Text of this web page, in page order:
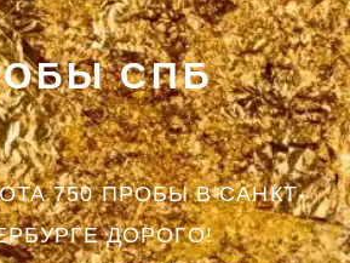
СПБ
750 ПРОБЫ В САНКТ-
ДОРОГО!